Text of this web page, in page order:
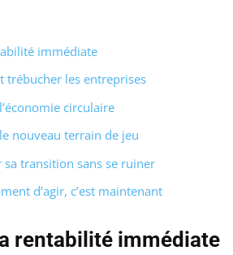
immédiate
trébucher les entreprises
circulaire
nouveau terrain de jeu
transition sans se ruiner
d’agir, c’est maintenant
rentabilité immédiate